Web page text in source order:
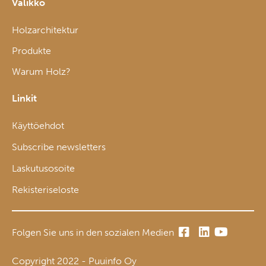
Valikko
Holzarchitektur
Produkte
Warum Holz?
Linkit
Käyttöehdot
Subscribe newsletters
Laskutusosoite
Rekisteriseloste
Folgen Sie uns in den sozialen Medien
Copyright 2022 - Puuinfo Oy